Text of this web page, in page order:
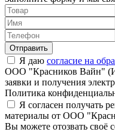
Отправить
Я даю согласие на
ООО "Красников Вайн"
заявки и получения
Политика
Я согласен получать
материалы от ООО
Вы можете отозвать своё